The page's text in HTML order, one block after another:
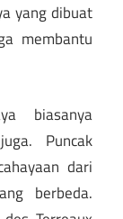
yang dibuat
membantu
biasanya
Puncak
dari
berbeda.